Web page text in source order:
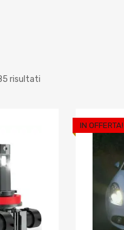
risultati
Aggiungi ai preferiti
IN OFFERTA!